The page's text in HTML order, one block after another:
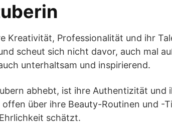
Kreativität, Professionalität und ihr
scheut sich nicht davor, auch mal
unterhaltsam und inspirierend.
abhebt, ist ihre Authentizität
über ihre Beauty-Routinen und -
schätzt.